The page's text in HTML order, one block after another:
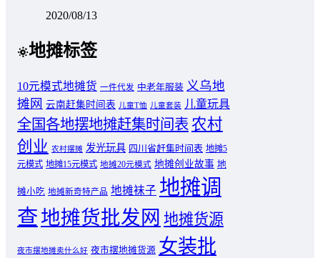
2020/08/13
地摊标签
10元模式地摊货 一件代发 中老年服装 义乌地
摊网 云南赶集时间表 儿童T恤 儿童套装 儿童玩具
全国各地摆地摊赶集时间表 农村
创业 农村摆摊 发光玩具 四川省赶集时间表 地摊5
元模式 地摊15元模式 地摊20元模式 地摊创业故事 地
摊小吃 地摊新奇特产品 地摊袜子 地摊调
查地摊货批发网 地摊货源
夜市摆地摊卖什么好 夜市摆地摊货源 女装批